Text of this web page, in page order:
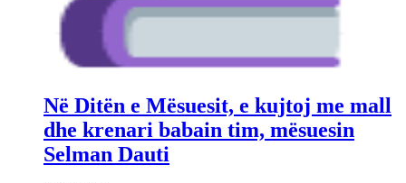
Në Ditën e Mësuesit, e kujtoj me mall
dhe krenari babain tim, mësuesin
Selman Dauti